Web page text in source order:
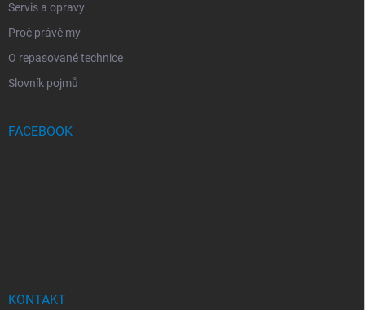
Servis a opravy
Proč právě my
O repasované technice
Slovník pojmů
FACEBOOK
KONTAKT